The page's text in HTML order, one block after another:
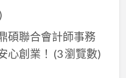
碩聯合會計師事務
心創業！ (3 瀏覽數)